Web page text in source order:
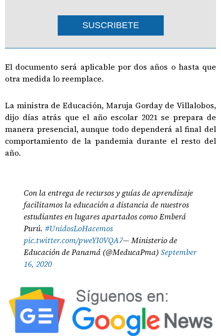
SUSCRIBETE
El documento será aplicable por dos años o hasta que
otra medida lo reemplace.
La ministra de Educación, Maruja Gorday de Villalobos,
dijo días atrás que el año escolar 2021 se prepara de
manera presencial, aunque todo dependerá al final del
comportamiento de la pandemia durante el resto del
año.
Con la entrega de recursos y guías de aprendizaje
facilitamos la educación a distancia de nuestros
estudiantes en lugares apartados como Emberá
Purú.#UnidosLoHacemos
pic.twitter.com/pweYI0VQA7— Ministerio de
Educación de Panamá (@MeducaPma)September
16, 2020